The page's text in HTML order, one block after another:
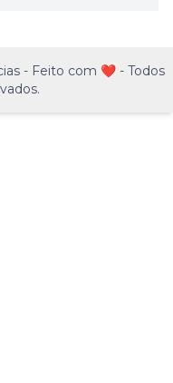
- Feito com ❤️ - Todos